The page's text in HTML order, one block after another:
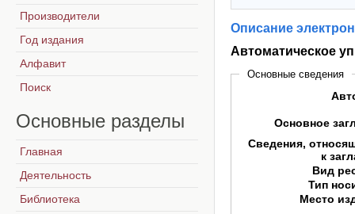
Описание
Автоматическое
Основные сведения
Основное
Сведения,
к
Вид
Тип
Место
Производители
Год издания
Алфавит
Поиск
Основные разделы
Главная
Деятельность
Библиотека